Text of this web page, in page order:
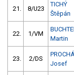
21. 8/U23
TICHÝ
Štěpán
22. 1/VM
Martin
23. 2/DS
Josef